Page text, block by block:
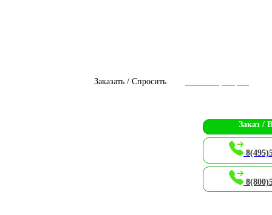
Заказать / Спросить
Заказ /